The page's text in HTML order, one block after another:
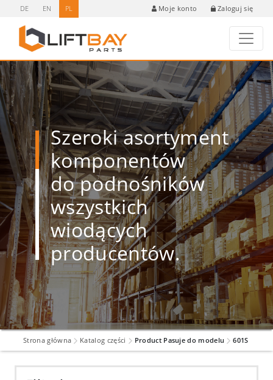
DE EN PL Moje konto Zaloguj się
Szeroki asortyment
komponentów
do podnośników
wszystkich
wiodących
producentów.
Strona główna Katalog części Product Pasuje do modelu 601S